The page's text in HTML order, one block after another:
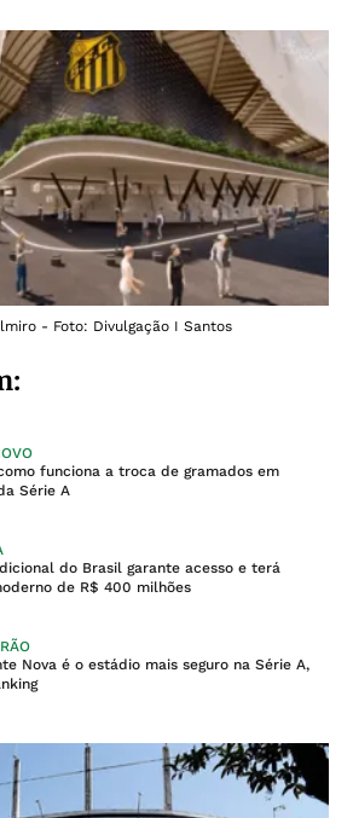
- Foto: Divulgação I Santos
funciona a troca de gramados em
Série A
do Brasil garante acesso e terá
de R$ 400 milhões
Nova é o estádio mais seguro na Série A,